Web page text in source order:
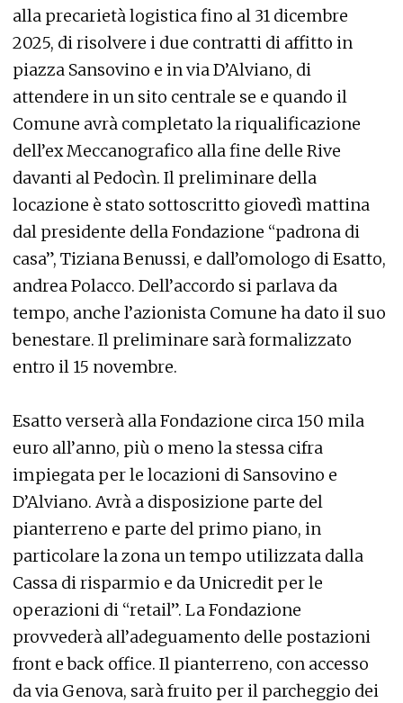
alla precarietà logistica fino al 31 dicembre
2025, di risolvere i due contratti di affitto in
piazza Sansovino e in via D’Alviano, di
attendere in un sito centrale se e quando il
Comune avrà completato la riqualificazione
dell’ex Meccanografico alla fine delle Rive
davanti al Pedocìn. Il preliminare della
locazione è stato sottoscritto giovedì mattina
dal presidente della Fondazione “padrona di
casa”, Tiziana Benussi, e dall’omologo di Esatto,
andrea Polacco. Dell’accordo si parlava da
tempo, anche l’azionista Comune ha dato il suo
benestare. Il preliminare sarà formalizzato
entro il 15 novembre.
Esatto verserà alla Fondazione circa 150 mila
euro all’anno, più o meno la stessa cifra
impiegata per le locazioni di Sansovino e
D’Alviano. Avrà a disposizione parte del
pianterreno e parte del primo piano, in
particolare la zona un tempo utilizzata dalla
Cassa di risparmio e da Unicredit per le
operazioni di “retail”. La Fondazione
provvederà all’adeguamento delle postazioni
front e back office. Il pianterreno, con accesso
da via Genova, sarà fruito per il parcheggio dei